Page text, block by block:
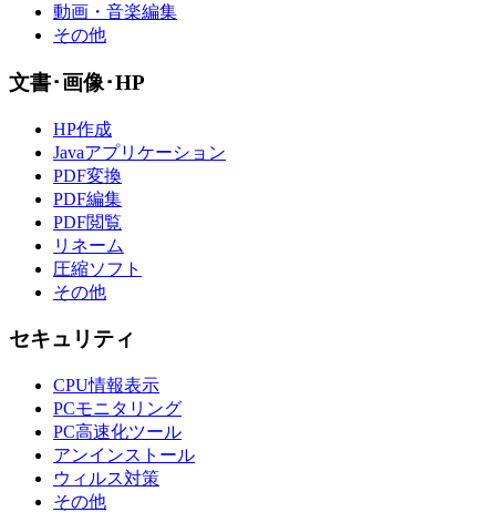
動画・音楽編集
その他
文書･画像･HP
HP作成
Javaアプリケーション
PDF変換
PDF編集
PDF閲覧
リネーム
圧縮ソフト
その他
セキュリティ
CPU情報表示
PCモニタリング
PC高速化ツール
アンインストール
ウィルス対策
その他